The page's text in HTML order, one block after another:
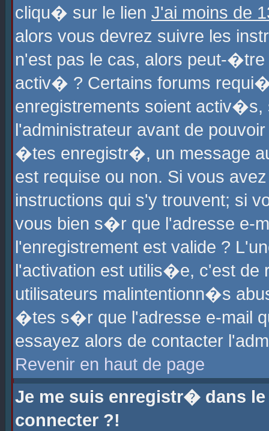
cliqu� sur le lien J'ai moins de
alors vous devrez suivre les
n'est pas le cas, alors peut-
activ� ? Certains forums
enregistrements soient
l'administrateur avant de
�tes enregistr�, un message
est requise ou non. Si vous
instructions qui s'y trouvent; si
vous bien s�r que l'adresse e-
l'enregistrement est valide ?
l'activation est utilis�e, c'est
utilisateurs malintentionn�s
�tes s�r que l'adresse e-mail
essayez alors de contacter
Revenir en haut de page
Je me suis enregistr� dans
connecter ?!